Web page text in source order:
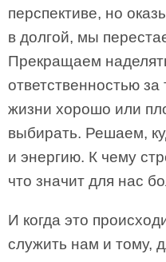
перспективе, но
в долгой, мы
Прекращаем
ответственностью
жизни хорошо или
выбирать. Решаем,
и энергию. К чему
что значит для нас
И когда это
служить нам и тому,